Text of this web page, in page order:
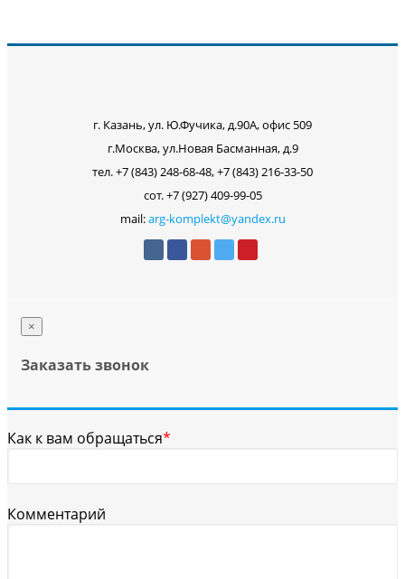
г. Казань, ул. Ю.Фучика, д.90А, офис 509
г.Москва, ул.Новая Басманная, д.9
тел. +7 (843) 248-68-48, +7 (843) 216-33-50
сот. +7 (927) 409-99-05
mail:arg-komplekt@yandex.ru
×
Заказать звонок
Как к вам обращаться*
Комментарий